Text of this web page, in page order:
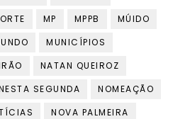
MP MPPB
MÚIDO
MUNICÍPIOS
NATAN QUEIROZ
SEGUNDA
NOMEAÇÃO
NOVA PALMEIRA